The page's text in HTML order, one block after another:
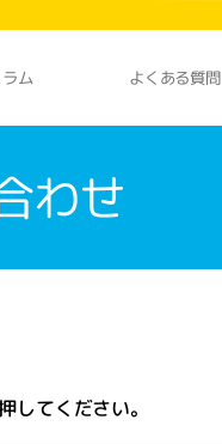
ム よくある質問
わせ
してください。